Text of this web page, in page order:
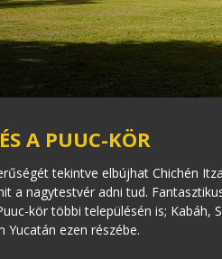
A PUUC-KÖR
tekintve elbújhat Chichén
a nagytestvér adni tud.
kör többi településén is; Kabáh,
Yucatán ezen részébe.